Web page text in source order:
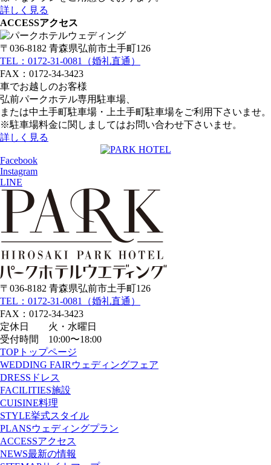
詳しく見る
ACCESSアクセス
〒036-8182 青森県弘前市土手町126
TEL：0172-31-0081（婚礼直通）
FAX：0172-34-3423
車でお越しのお客様
弘前パークホテル専用駐車場、
または中土手町駐車場・上土手町駐車場をご利用下さいませ。
※駐車場料金に関しましてはお問い合わせ下さいませ。
詳しく見る
Facebook
Instagram
LINE
〒036-8182 青森県弘前市土手町126
TEL：0172-31-0081（婚礼直通）
FAX：0172-34-3423
定休日 火・水曜日
受付時間 10:00〜18:00
TOP トップページ
WEDDING FAIR ウェディングフェア
DRESS ドレス
FACILITIES施設
CUISINE料理
STYLE挙式スタイル
PLANSウェディングプラン
ACCESSアクセス
NEWS最新の情報